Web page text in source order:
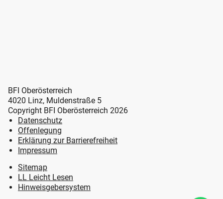
BFI Oberösterreich
4020 Linz, Muldenstraße 5
Copyright BFI Oberösterreich 2026
Datenschutz
Offenlegung
Erklärung zur Barrierefreiheit
Impressum
Sitemap
LL Leicht Lesen
Hinweisgebersystem